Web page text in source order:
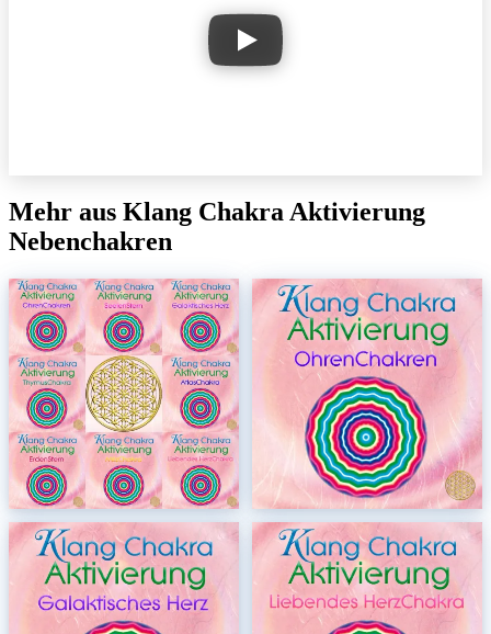
Mehr aus Klang Chakra Aktivierung
Nebenchakren